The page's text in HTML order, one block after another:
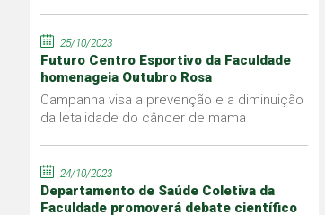
25/10/2023
Futuro Centro Esportivo da Faculdade
homenageia Outubro Rosa
Campanha visa a prevenção e a diminuição
da letalidade do câncer de mama
24/10/2023
Departamento de Saúde Coletiva da
Faculdade promoverá debate científico